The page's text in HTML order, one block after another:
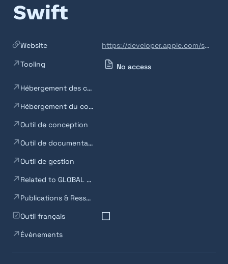
Swift
Website https://developer.apple.com/swift/
Tooling No access
Hébergement des composants codés
Hébergement du code
Outil de conception
Outil de documentation
Outil de gestion
Related to GLOBAL BACKEND (Tooling)
Publications & Ressources
Outil français
Évènements